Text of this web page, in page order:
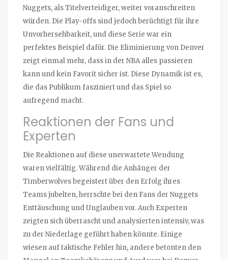
Nuggets, als Titelverteidiger, weiter voranschreiten
würden. Die Play-offs sind jedoch berüchtigt für ihre
Unvorhersehbarkeit, und diese Serie war ein
perfektes Beispiel dafür. Die Eliminierung von Denver
zeigt einmal mehr, dass in der NBA alles passieren
kann und kein Favorit sicher ist. Diese Dynamik ist es,
die das Publikum fasziniert und das Spiel so
aufregend macht.
Reaktionen der Fans und
Experten
Die Reaktionen auf diese unerwartete Wendung
waren vielfältig. Während die Anhänger der
Timberwolves begeistert über den Erfolg ihres
Teams jubelten, herrschte bei den Fans der Nuggets
Enttäuschung und Unglauben vor. Auch Experten
zeigten sich überrascht und analysierten intensiv, was
zu der Niederlage geführt haben könnte. Einige
wiesen auf taktische Fehler hin, andere betonten den